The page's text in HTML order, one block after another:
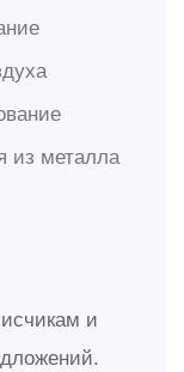
из металла
и